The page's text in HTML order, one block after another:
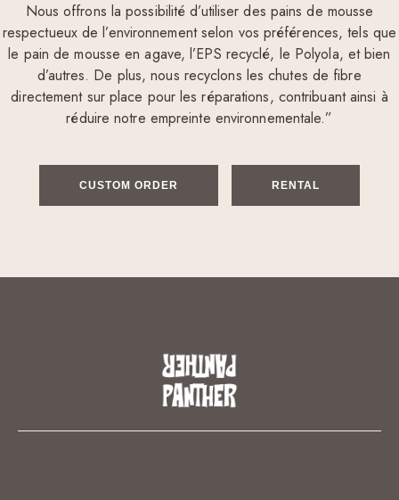
Nous offrons la possibilité d’utiliser des pains de mousse
respectueux de l’environnement selon vos préférences, tels que
le pain de mousse en agave, l’EPS recyclé, le Polyola, et bien
d’autres. De plus, nous recyclons les chutes de fibre
directement sur place pour les réparations, contribuant ainsi à
réduire notre empreinte environnementale.”
CUSTOM ORDER RENTAL